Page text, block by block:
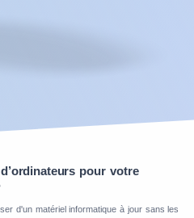
pour votre
d'un matériel informatique à jour sans les